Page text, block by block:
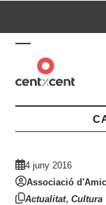
Open
mobile
menu
Close
mobile
menu
4 juny 2016
Associació
Actualitat,Cultura